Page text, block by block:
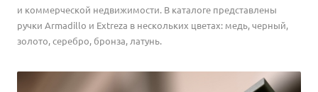
и коммерческой недвижимости. В каталоге представлены
ручки Armadillo и Extreza в нескольких цветах: медь, черный,
золото, серебро, бронза, латунь.